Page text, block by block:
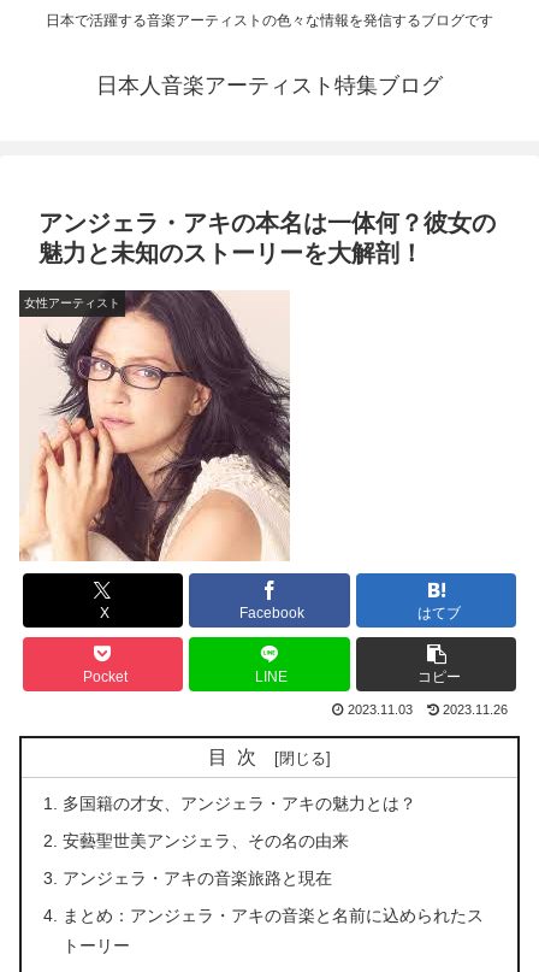
日本で活躍する音楽アーティストの色々な情報を発信するブログです
日本人音楽アーティスト特集ブログ
アンジェラ・アキの本名は一体何？彼女の
魅力と未知のストーリーを大解剖！
女性アーティスト
X Facebook はてブ
Pocket LINE コピー
2023.11.03 2023.11.26
目次
多国籍の才女、アンジェラ・アキの魅力とは？
安藝聖世美アンジェラ、その名の由来
アンジェラ・アキの音楽旅路と現在
まとめ：アンジェラ・アキの音楽と名前に込められたス
トーリー